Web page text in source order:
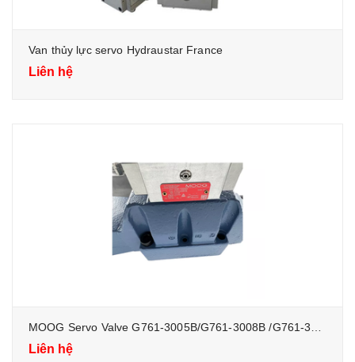
Van thủy lực servo Hydraustar France
Liên hệ
Liên hệ